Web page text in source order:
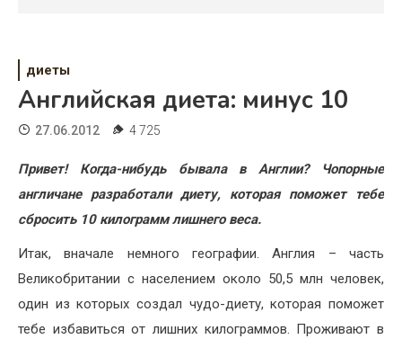
Свадьба
Дом
Жизнь
Хобби
Недвижимость
диеты
Английская диета: минус 10
27.06.2012 4 725
Привет! Когда-нибудь бывала в Англии? Чопорные
англичане разработали диету, которая поможет тебе
сбросить 10 килограмм лишнего веса.
Итак, вначале немного географии. Англия – часть
Великобритании с населением около 50,5 млн человек,
один из которых создал чудо-диету, которая поможет
тебе избавиться от лишних килограммов. Проживают в